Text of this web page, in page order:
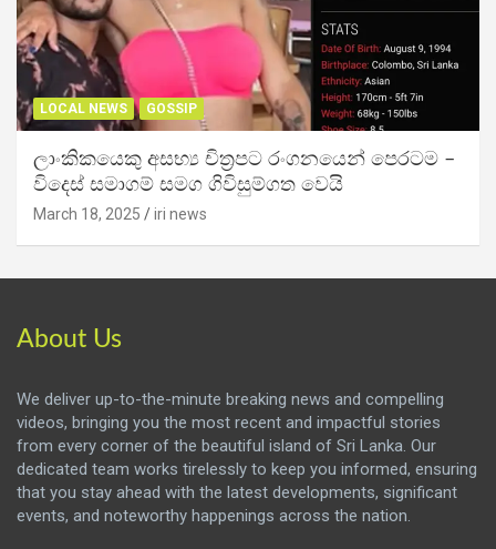
LOCAL NEWS GOSSIP
ලාංකිකයෙකු අසභ්‍ය චිත්‍රපට රංගනයෙන් පෙරටම –
විදෙස් සමාගම් සමග ගිවිසුම්ගත වෙයි
March 18, 2025 iri news
About Us
We deliver up-to-the-minute breaking news and compelling
videos, bringing you the most recent and impactful stories
from every corner of the beautiful island of Sri Lanka. Our
dedicated team works tirelessly to keep you informed, ensuring
that you stay ahead with the latest developments, significant
events, and noteworthy happenings across the nation.